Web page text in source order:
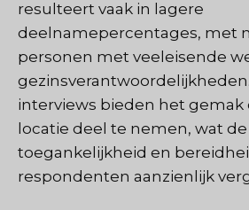
resulteert vaak in lagere
deelnamepercentages, met
personen met veeleisende
interviews bieden het gemak
locatie deel te nemen, wat de
toegankelijkheid en
respondenten aanzienlijk